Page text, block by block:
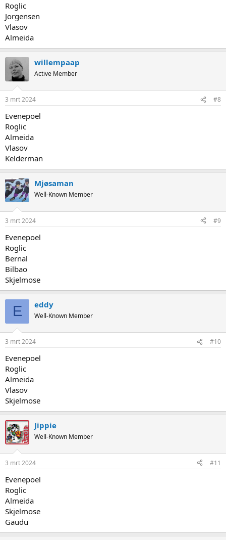
Roglic
Jorgensen
Vlasov
Almeida
willempaap
Active Member
3 mrt 2024 #8
Evenepoel
Roglic
Almeida
Vlasov
Kelderman
Mjøsaman
Well-Known Member
3 mrt 2024 #9
Evenepoel
Roglic
Bernal
Bilbao
Skjelmose
E eddy
Well-Known Member
3 mrt 2024 #10
Evenepoel
Roglic
Almeida
Vlasov
Skjelmose
Jippie
Well-Known Member
3 mrt 2024 #11
Evenepoel
Roglic
Almeida
Skjelmose
Gaudu